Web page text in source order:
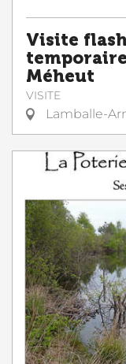
Visite
Méheut
VISITE
Lamballe-